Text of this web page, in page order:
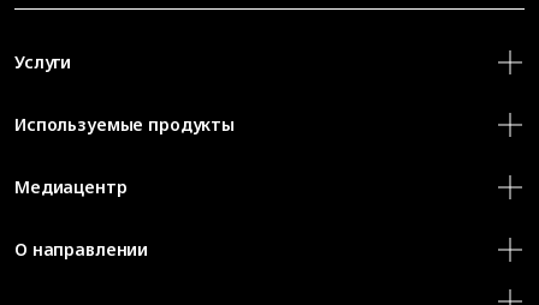
Услуги
Используемые продукты
Медиацентр
О направлении